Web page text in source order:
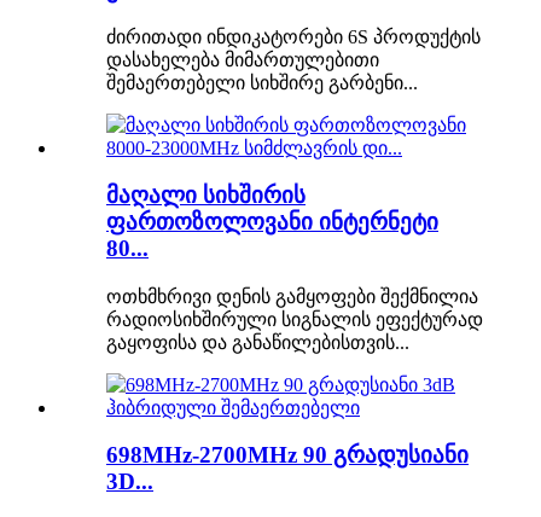
ძირითადი ინდიკატორები 6S პროდუქტის
დასახელება მიმართულებითი
შემაერთებელი სიხშირე გარბენი...
მაღალი სიხშირის
ფართოზოლოვანი ინტერნეტი
80...
ოთხმხრივი დენის გამყოფები შექმნილია
რადიოსიხშირული სიგნალის ეფექტურად
გაყოფისა და განაწილებისთვის...
698MHz-2700MHz 90 გრადუსიანი
3D...